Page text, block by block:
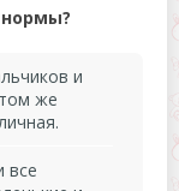
и
же
все